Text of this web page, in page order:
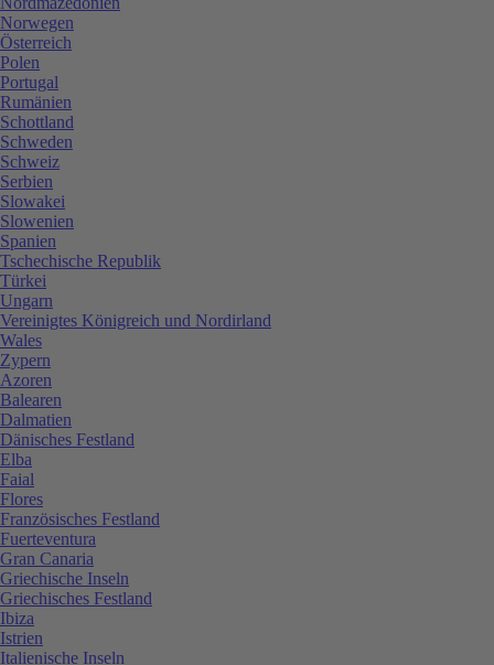
Norwegen
Österreich
Polen
Portugal
Rumänien
Schottland
Schweden
Schweiz
Serbien
Slowakei
Slowenien
Spanien
Tschechische Republik
Türkei
Ungarn
Vereinigtes Königreich und Nordirland
Wales
Zypern
Azoren
Balearen
Dalmatien
Dänisches Festland
Elba
Faial
Flores
Französisches Festland
Fuerteventura
Gran Canaria
Griechische Inseln
Griechisches Festland
Ibiza
Istrien
Italienische Inseln